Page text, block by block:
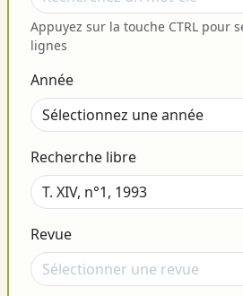
Appuyez sur la touche CTRL pour
lignes
Année
Recherche libre
Revue